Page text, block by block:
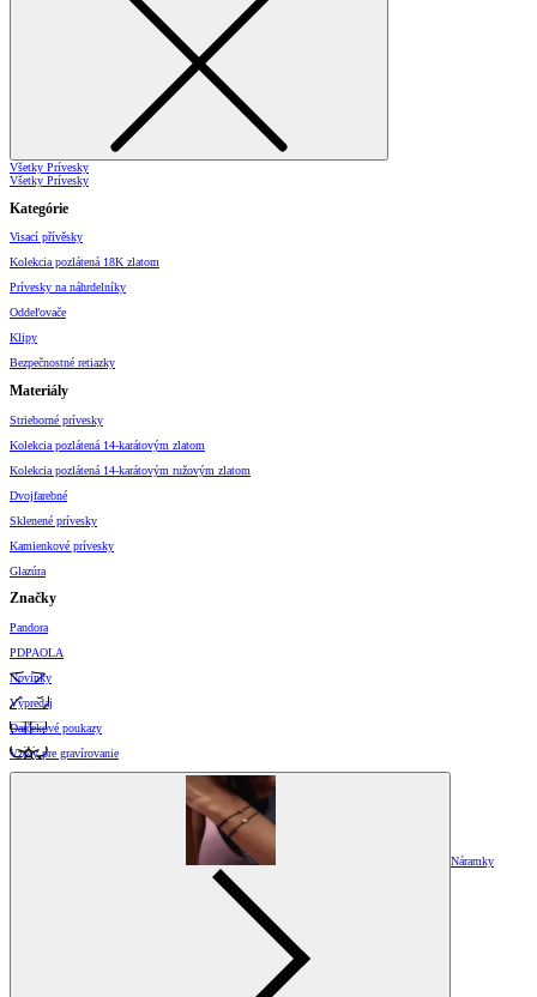
Všetky Prívesky
Všetky Prívesky
Kategórie
Visací přívěsky
Kolekcia pozlátená 18K zlatom
Prívesky na náhrdelníky
Oddeľovače
Klipy
Bezpečnostné retiazky
Materiály
Strieborné prívesky
Kolekcia pozlátená 14-karátovým zlatom
Kolekcia pozlátená 14-karátovým ružovým zlatom
Dvojfarebné
Sklenené prívesky
Kamienkové prívesky
Glazúra
Značky
Pandora
PDPAOLA
Novinky
Výpredaj
Darčekové poukazy
Vzory pre gravírovanie
Náramky